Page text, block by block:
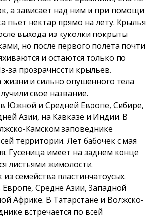
а зависает над ним и при помощи
пьет нектар прямо на лету. Крылья
выхода из куколки покрыты
но после первого полета почти
и остаются только по
за прозрачности крыльев,
жизни и сильно опушенного тела
свое название.
в Южной и Средней Европе, Сибире,
Азии, на Кавказе и Индии. В
Камском заповеднике
территории. Лет бабочек с мая
Гусеница имеет на заднем конце
листьями жимолости.
семейства пластинчатоусых.
Европе, Средне Азии, Западной
Африке. В Татарстане и Волжско-
встречается по всей